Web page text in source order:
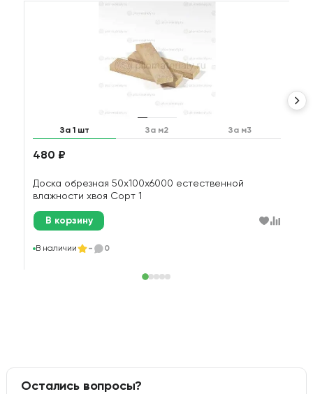
За 1 шт За м2 За м3
480 ₽
Доска обрезная 50х100х6000 естественной
влажности хвоя Сорт 1
В корзину
В наличии - 0
Остались вопросы?